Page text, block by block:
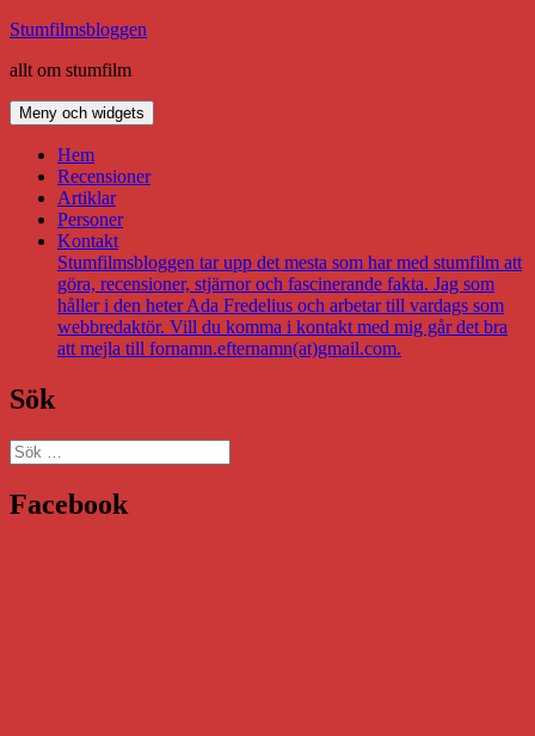
Hoppa
innehåll
Stumfilmsbloggen
allt om stumfilm
Meny och widgets
Hem
Recensioner
Artiklar
Personer
Kontakt
Stumfilmsbloggen tar upp det mesta som har med stumfilm att
göra, recensioner, stjärnor och fascinerande fakta. Jag som
håller i den heter Ada Fredelius och arbetar till vardags som
webbredaktör. Vill du komma i kontakt med mig går det bra
att mejla till fornamn.efternamn(at)gmail.com.
Sök
Sök
efter:
Facebook